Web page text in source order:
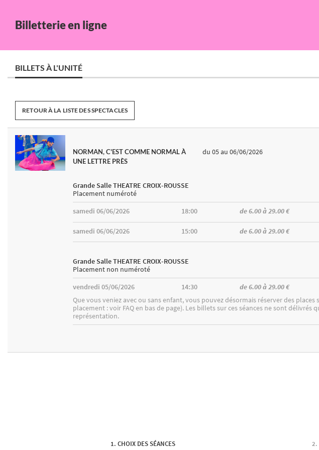
Billetterie en ligne
BILLETS À L'UNITÉ
RETOUR À LA LISTE DES SPECTACLES
NORMAN, C'EST COMME NORMAL À
UNE LETTRE PRÈS
du 05au 06/06/2026
Grande Salle THEATRE CROIX-ROUSSE
Placement numéroté
samedi 06/06/2026
18:00 de 6.00 à 29.00 €
samedi 06/06/2026 15:00 de 6.00 à 29.00 €
Grande Salle THEATRE CROIX-ROUSSE
Placement non numéroté
vendredi 05/06/2026
14:30 de 6.00 à 29.00 €
Que vous veniez avec ou sans enfant, vous pouvez désormais réserver des
placement : voir FAQ en bas de page). Les billets sur ces séances ne sont délivrés
représentation.
CHOIX DES SÉANCES